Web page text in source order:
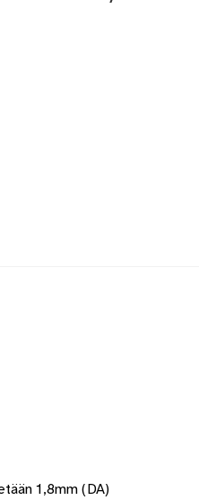
(FAQ) Vastuullisuus
1,8mm (DA)